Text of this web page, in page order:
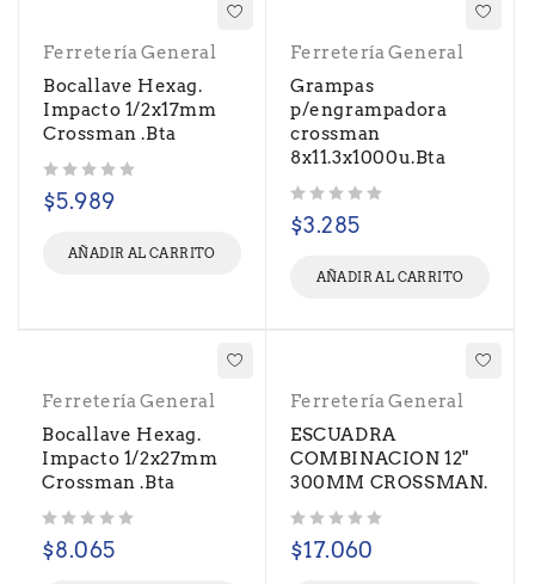
Ferretería General
Bocallave Hexag.
Impacto 1/2x17mm
Crossman .Bta
$5.989
AÑADIR AL CARRITO
Ferretería General
Grampas
p/engrampadora
crossman
8x11.3x1000u.Bta
$3.285
AÑADIR AL CARRITO
Ferretería General
Bocallave Hexag.
Impacto 1/2x27mm
Crossman .Bta
$8.065
Ferretería General
ESCUADRA
COMBINACION 12"
300MM CROSSMAN.
$17.060